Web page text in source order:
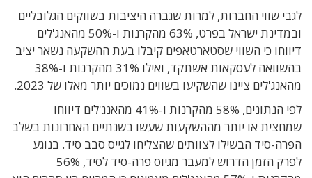
לגבי שווי החברות, למרות שגברה היציבות בשווקים הגלובליים
ובמדינת ישראל בפרט, 63% מהקרנות ו-50% מהאנג'לים
דיווחו כי השווי שסטארטאפים קיבלו בעת ההשקעה נשאר יציב
בהשוואה לעסקאות אשתקד, ואילו 31% מהקרנות ו-38%
מהאנג'לים ציינו שהשקיעו בשווים נמוכים יותר מאלו של 2023.
לפי הנתונים, 58% מהקרנות ו-41% מהאנג'לים דיווחו
שמחצית או יותר מההשקעות שעשו בשנתיים האחרונות בשלב
הפרה-סיד הבשילו לצוותים שהצליחו לגייס סבב סיד. בנוגע
לפרק הזמן הדרוש למעבר מגיוס פרה-סיד לסיד, 56%